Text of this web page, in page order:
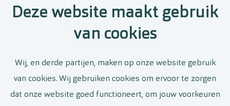
Deze website maakt gebruik
van cookies
Wij, en derde partijen, maken op onze website gebruik
van cookies. Wij gebruiken cookies om ervoor te zorgen
dat onze website goed functioneert, om jouw voorkeuren
Jouw toekomst in zicht
Meld je aan voor een job alert en ontvang de